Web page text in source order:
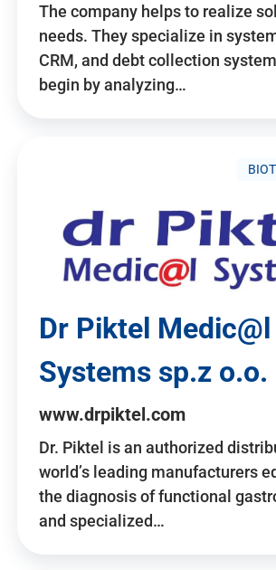
The company helps to realize
needs. They specialize in
CRM, and debt collection
begin by analyzing…
Dr Piktel Medic@l
Systems sp.z o.o.
www.drpiktel.com
Dr. Piktel is an authorized
world’s leading manufacturers
the diagnosis of functional
and specialized…